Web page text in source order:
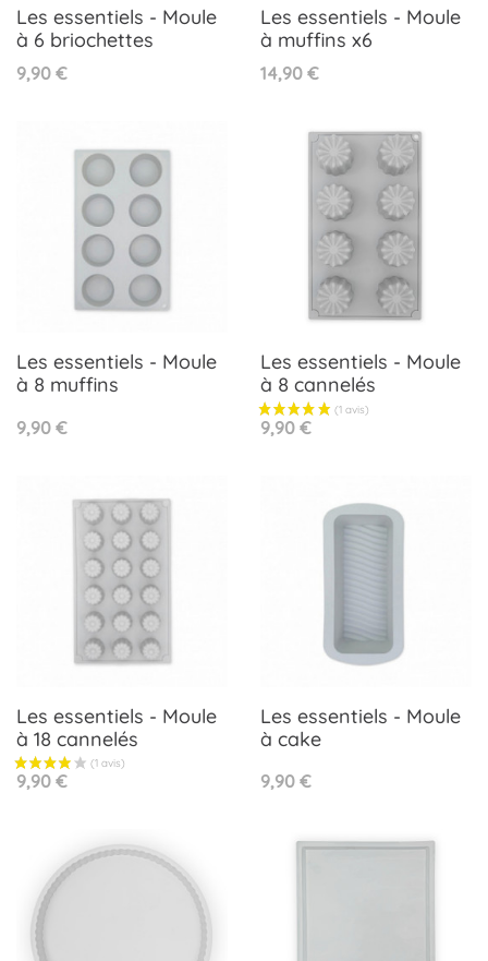
Les essentiels - Moule
à 6 briochettes
Prix
9,90 €
Les essentiels - Moule
à muffins x6
Prix
14,90 €
Les essentiels - Moule
à 8 muffins
Prix
9,90 €
Les essentiels - Moule
à 8 cannelés
Prix
9,90 €
Les essentiels - Moule
à 18 cannelés
Prix
9,90 €
Les essentiels - Moule
à cake
Prix
9,90 €